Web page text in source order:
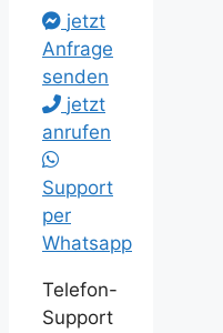
jetzt
Anfrage
senden
jetzt
anrufen
Support
per
Whatsapp
Telefon-
Support